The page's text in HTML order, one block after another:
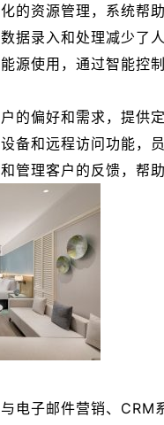
的资源管理，系统帮
据录入和处理减少了
源使用，通过智能控
的偏好和需求，提供
备和远程访问功能，
管理客户的反馈，帮
电子邮件营销、CRM